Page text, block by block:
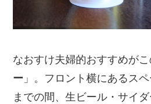
なおすけ夫婦的おすすめが
ー 」。フロント横にあるス
までの間、生ビール・サイ